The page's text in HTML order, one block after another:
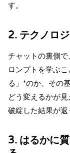
す。
2. テクノロ
チャットの裏側
ロンプトを学ぶ
る」*のか、その
どう変えるかが見
破綻した結果が返
3. はるかに